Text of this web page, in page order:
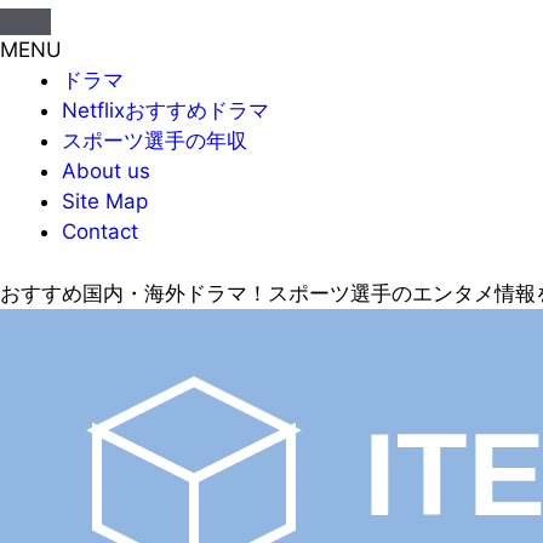
MENU
ドラマ
Netflixおすすめドラマ
スポーツ選手の年収
About us
Site Map
Contact
おすすめ国内・海外ドラマ！スポーツ選手のエンタメ情報